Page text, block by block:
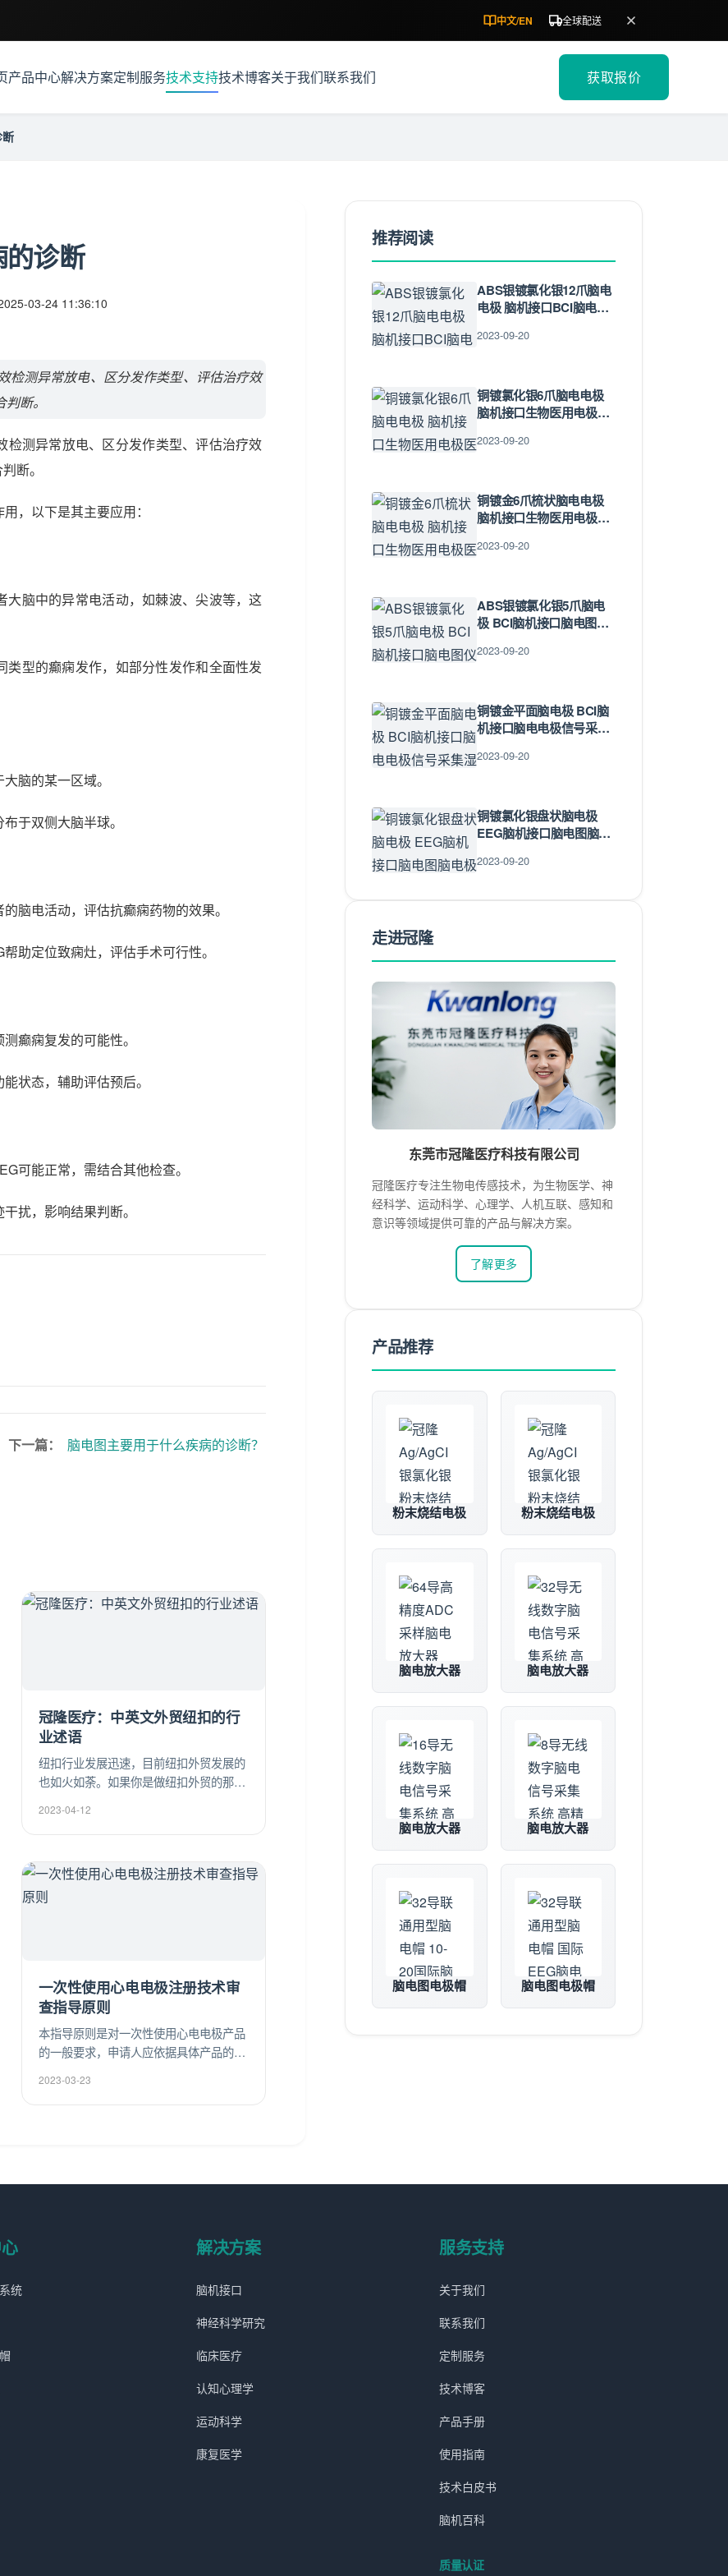
中文/EN 全球配送
产品中心解决方案定制服务技术支持技术博客关于我们联系我们 获取报价
诊断
03-24 11:36:10
检测异常放电、区分发作类型、评估治疗效
断。
测异常放电、区分发作类型、评估治疗效
断。
，以下是其主要应用：
大脑中的异常电活动，如棘波、尖波等，这
类型的癫痫发作，如部分性发作和全面性发
脑的某一区域。
于双侧大脑半球。
脑电活动，评估抗癫痫药物的效果。
助定位致痫灶，评估手术可行性。
癫痫复发的可能性。
状态，辅助评估预后。
可能正常，需结合其他检查。
扰，影响结果判断。
下一篇： 脑电图主要用于什么疾病的诊断？
冠隆医疗：中英文外贸纽扣的行
业述语
纽扣行业发展迅速，目前纽扣外贸发展的
也如火如荼。如果你是做纽扣外贸的那么
隆纽扣小编为大家整理的中英文外贸纽扣
2023-04-12
一次性使用心电电极注册技术审
查指导原则
本指导原则是对一次性使用心电电极产品
的一般要求，申请人应依据具体产品的特
化。申请人还应依据具体产品的特性确定
2023-03-23
推荐阅读
ABS银镀氯化银12爪脑电
电极 脑机接口BCI脑电极
2023-09-20
铜镀氯化银6爪脑电电极
脑机接口生物医用电极医
2023-09-20
铜镀金6爪梳状脑电电极
脑机接口生物医用电极医
2023-09-20
ABS银镀氯化银5爪脑电
极 BCI脑机接口脑电图仪
2023-09-20
铜镀金平面脑电极 BCI脑
机接口脑电电极信号采集
2023-09-20
铜镀氯化银盘状脑电极
EEG脑机接口脑电图脑电
2023-09-20
走进冠隆
东莞市冠隆医疗科技有限公司
冠隆医疗专注生物电传感技术，为生物医学、神
经科学、运动科学、心理学、人机互联、感知和
意识等领域提供可靠的产品与解决方案。
了解更多
产品推荐
粉末烧结电极 粉末烧结电极
脑电放大器 脑电放大器
脑电放大器 脑电放大器
脑电图电极帽 脑电图电极帽
统
解决方案
脑机接口
神经科学研究
临床医疗
认知心理学
运动科学
康复医学
服务支持
关于我们
联系我们
定制服务
技术博客
产品手册
使用指南
技术白皮书
脑机百科
质量认证